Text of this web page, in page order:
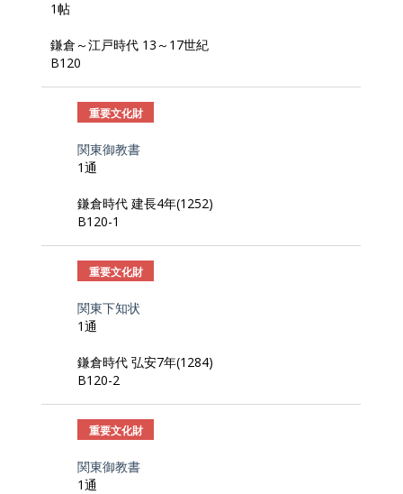
1帖
鎌倉～江戸時代 13～17世紀
B120
重要文化財
関東御教書
1通
鎌倉時代 建長4年(1252)
B120-1
重要文化財
関東下知状
1通
鎌倉時代 弘安7年(1284)
B120-2
重要文化財
関東御教書
1通